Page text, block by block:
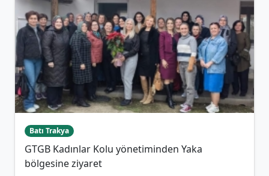
Batı Trakya
GTGB Kadınlar Kolu yönetiminden Yaka
bölgesine ziyaret